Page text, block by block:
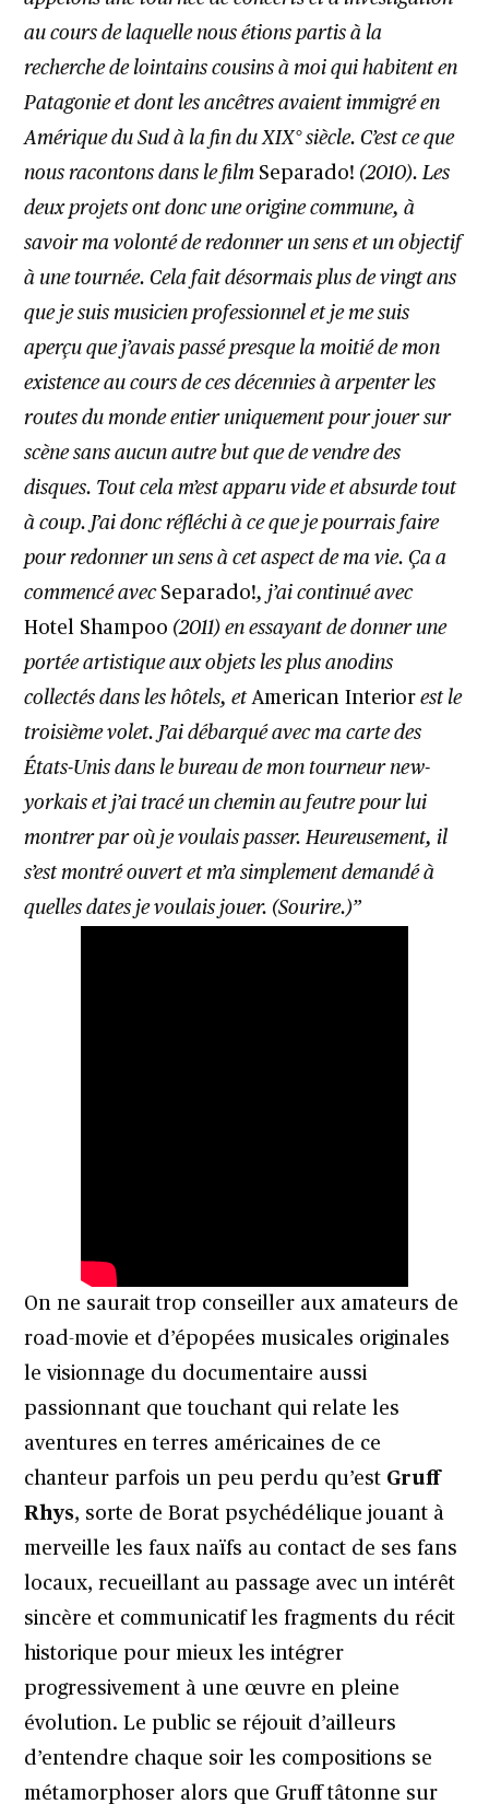
au cours de laquelle nous étions partis à la
recherche de lointains cousins à moi qui habitent en
Patagonie et dont les ancêtres avaient immigré en
Amérique du Sud à la fin du XIX° siècle. C’est ce que
nous racontons dans le film Separado! (2010). Les
deux projets ont donc une origine commune, à
savoir ma volonté de redonner un sens et un objectif
à une tournée. Cela fait désormais plus de vingt ans
que je suis musicien professionnel et je me suis
aperçu que j’avais passé presque la moitié de mon
existence au cours de ces décennies à arpenter les
routes du monde entier uniquement pour jouer sur
scène sans aucun autre but que de vendre des
disques. Tout cela m’est apparu vide et absurde tout
à coup. J’ai donc réfléchi à ce que je pourrais faire
pour redonner un sens à cet aspect de ma vie. Ça a
commencé avec Separado!, j’ai continué avec
Hotel Shampoo (2011) en essayant de donner une
portée artistique aux objets les plus anodins
collectés dans les hôtels, etAmerican Interior est le
troisième volet. J’ai débarqué avec ma carte des
États-Unis dans le bureau de mon tourneur new-
yorkais et j’ai tracé un chemin au feutre pour lui
montrer par où je voulais passer. Heureusement, il
s’est montré ouvert et m’a simplement demandé à
quelles dates je voulais jouer. (Sourire.)”
On ne saurait trop conseiller aux amateurs de
road-movie et d’épopées musicales originales
le visionnage du documentaire aussi
passionnant que touchant qui relate les
aventures en terres américaines de ce
chanteur parfois un peu perdu qu’est Gruff
Rhys, sorte de Borat psychédélique jouant à
merveille les faux naïfs au contact de ses fans
locaux, recueillant au passage avec un intérêt
sincère et communicatif les fragments du récit
historique pour mieux les intégrer
progressivement à une œuvre en pleine
évolution. Le public se réjouit d’ailleurs
d’entendre chaque soir les compositions se
métamorphoser alors que Gruff tâtonne sur